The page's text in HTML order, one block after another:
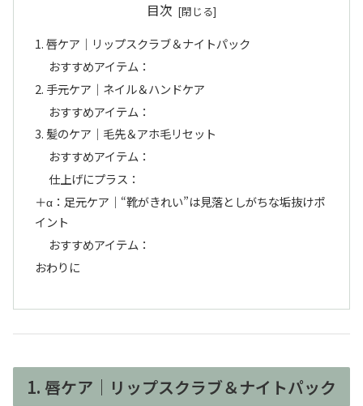
目次
1. 唇ケア｜リップスクラブ＆ナイトパック
おすすめアイテム：
2. 手元ケア｜ネイル＆ハンドケア
おすすめアイテム：
3. 髪のケア｜毛先＆アホ毛リセット
おすすめアイテム：
仕上げにプラス：
＋α：足元ケア｜“靴がきれい”は見落としがちな垢抜けポ
イント
おすすめアイテム：
おわりに
1. 唇ケア｜リップスクラブ＆ナイトパック